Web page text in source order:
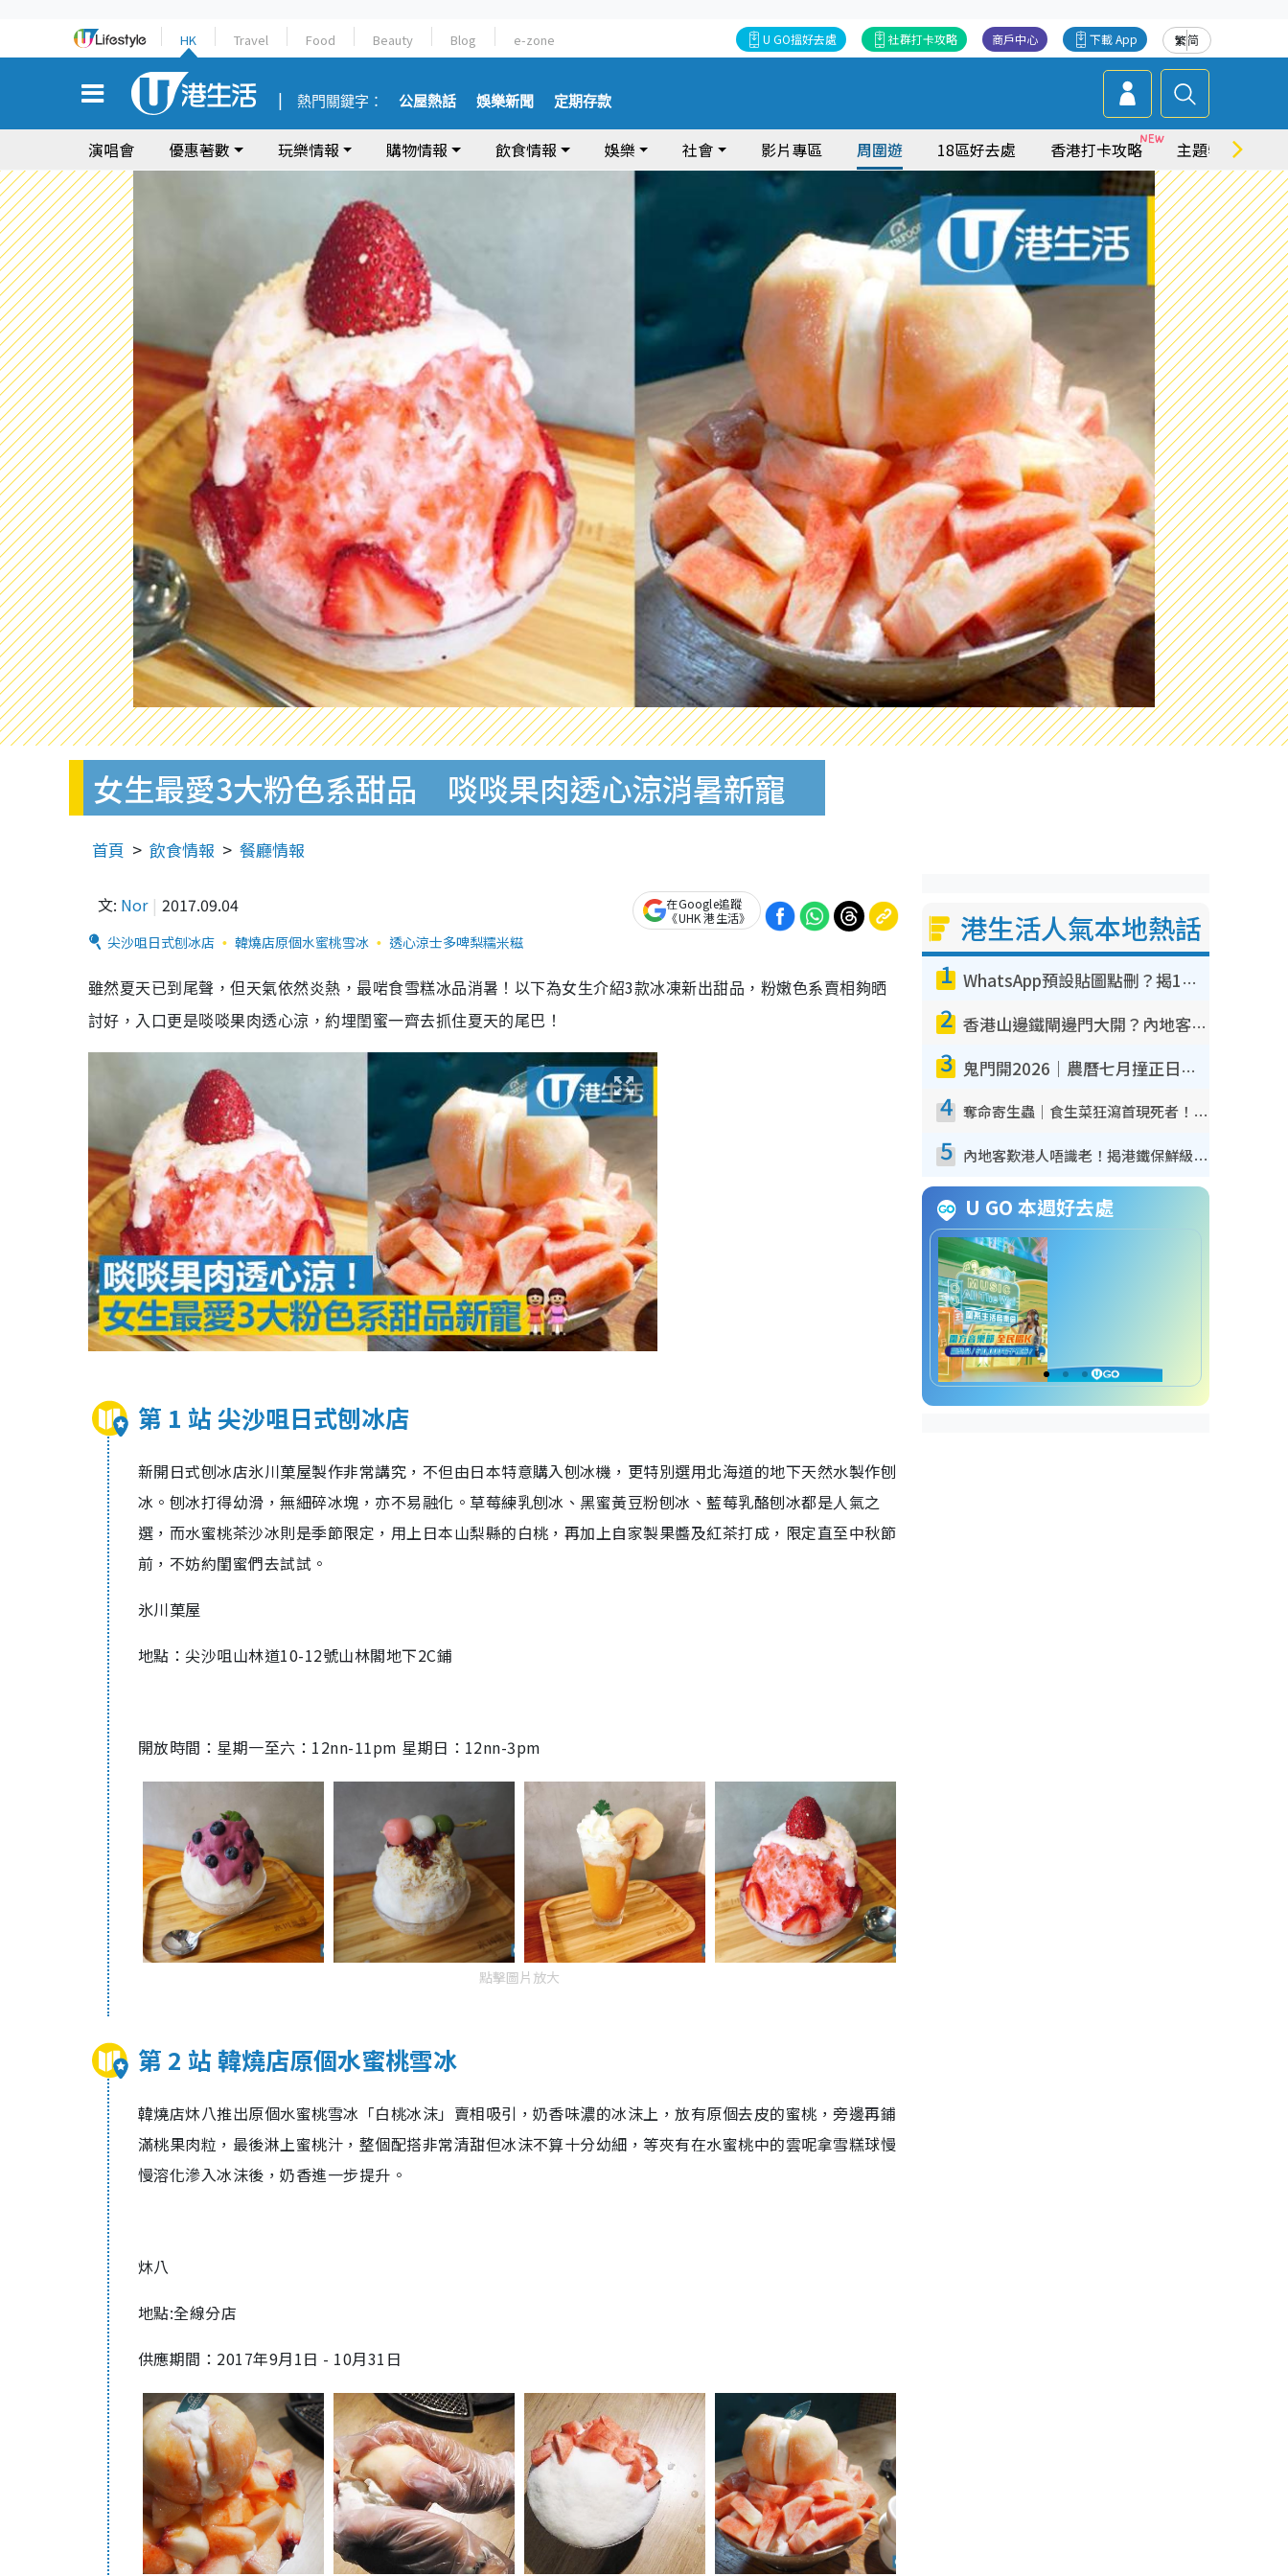
HK Travel Food Beauty Blog e-zone 繁简
下載 App
商戶中心
社群打卡攻略
U GO搵好去處
熱門關鍵字： 公屋熱話 娛樂新聞 定期存款
演唱會 優惠著數 玩樂情報 購物情報 飲食情報 娛樂 社會 影片專區 周圍遊 18區好去處 香港打卡攻略 主題特集
女生最愛3大粉色系甜品 啖啖果肉透心涼消暑新寵
首頁 飲食情報 餐廳情報
文: Nor 2017.09.04
在Google追蹤
《UHK 港生活》
尖沙咀日式刨冰店 韓燒店原個水蜜桃雪冰 透心涼士多啤梨糯米糍
雖然夏天已到尾聲，但天氣依然炎熱，最啱食雪糕冰品消暑！以下為女生介紹3款冰凍新出甜品，粉嫩色系賣相夠晒
討好，入口更是啖啖果肉透心涼，約埋閨蜜一齊去抓住夏天的尾巴！
第 1 站 尖沙咀日式刨冰店
新開日式刨冰店氷川菓屋製作非常講究，不但由日本特意購入刨冰機，更特別選用北海道的地下天然水製作刨
冰。刨冰打得幼滑，無細碎冰塊，亦不易融化。草莓練乳刨冰、黑蜜黃豆粉刨冰、藍莓乳酪刨冰都是人氣之
選，而水蜜桃茶沙冰則是季節限定，用上日本山梨縣的白桃，再加上自家製果醬及紅茶打成，限定直至中秋節
前，不妨約閨蜜們去試試。
氷川菓屋
地點：尖沙咀山林道10-12號山林閣地下2C鋪
開放時間：星期一至六：12nn-11pm 星期日：12nn-3pm
點擊圖片放大
第 2 站 韓燒店原個水蜜桃雪冰
韓燒店炑八推出原個水蜜桃雪冰「白桃冰沫」賣相吸引，奶香味濃的冰沫上，放有原個去皮的蜜桃，旁邊再鋪
滿桃果肉粒，最後淋上蜜桃汁，整個配搭非常清甜但冰沫不算十分幼細，等夾有在水蜜桃中的雲呢拿雪糕球慢
慢溶化滲入冰沫後，奶香進一步提升。
炑八
地點:全線分店
供應期間：2017年9月1日 - 10月31日
港生活人氣本地熱話
1 WhatsApp預設貼圖點刪？揭1招「反向操作」還原簡潔介面 附3步實測教學
2 香港山邊鐵閘邊門大開？內地客困惑意義何在！網民神回覆：呢種叫法理性防禦
3 鬼門開2026｜農曆七月撞正日全食特別邪？專家警告切忌做一事！揭4大禁忌+2招保平安
4 奪命寄生蟲｜食生菜狂瀉首現死者！疫潮惡化錄1.8萬宗病例 揭洗菜3大謬誤
5 內地客歎港人唔識老！揭港鐵保鮮級冷氣 港人求放過：咪投訴
U GO 本週好去處